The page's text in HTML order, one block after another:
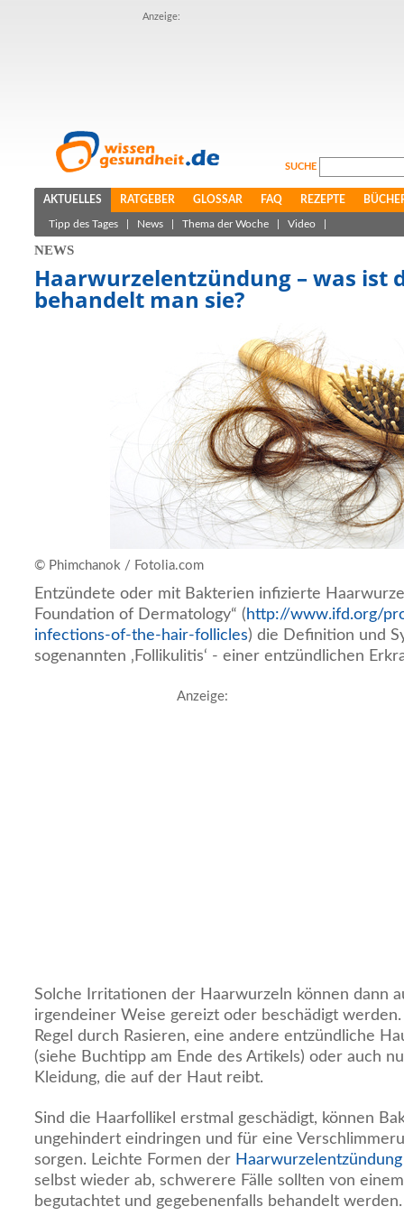
Anzeige:
SUCHE
AKTUELLES RATGEBER GLOSSAR FAQ REZEPTE
Tipp des Tages News Thema der Woche Video
NEWS
Haarwurzelentzündung – was ist
behandelt man sie?
© Phimchanok / Fotolia.com
Entzündete oder mit Bakterien infizierte
Foundation of Dermatology“ ( http://www.ifd.org/
infections-of-the-hair-follicles) die Definition und
sogenannten ‚Follikulitis‘ - einer entzündlichen
Anzeige:
Solche Irritationen der Haarwurzeln können dann
irgendeiner Weise gereizt oder beschädigt
Regel durch Rasieren, eine andere entzündliche
(siehe Buchtipp am Ende des Artikels) oder auch
Kleidung, die auf der Haut reibt.
Sind die Haarfollikel erstmal geschädigt, können
ungehindert eindringen und für eine
sorgen. Leichte Formen der Haarwurzelentzündung
selbst wieder ab, schwerere Fälle sollten von
begutachtet und gegebenenfalls behandelt werden.